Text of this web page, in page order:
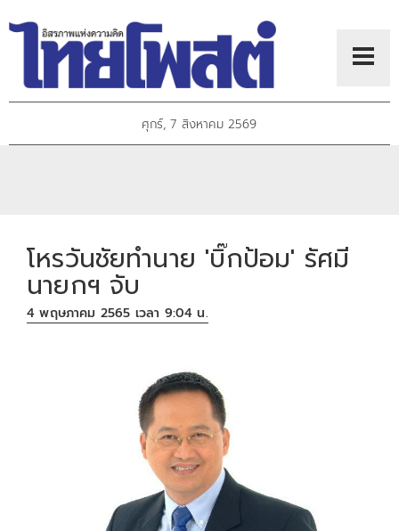
ศุกร์, 7 สิงหาคม 2569
โหรวันชัยทำนาย 'บิ๊กป้อม' รัศมี
นายกฯ จับ
4 พฤษภาคม 2565 เวลา 9:04 น.